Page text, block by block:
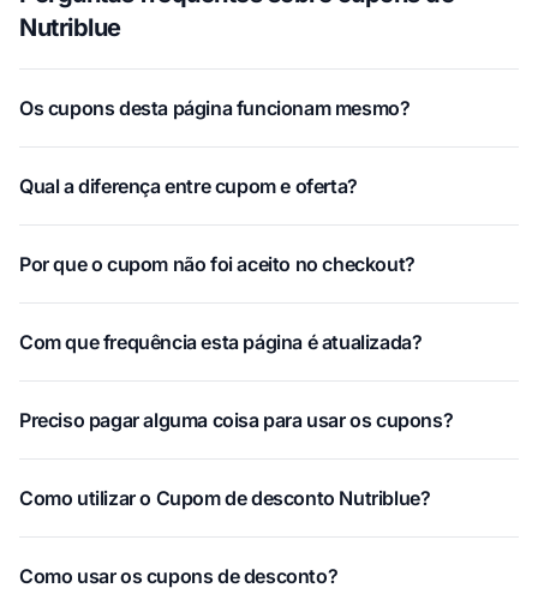
Nutriblue
Os cupons desta página funcionam mesmo?
Qual a diferença entre cupom e oferta?
Por que o cupom não foi aceito no checkout?
Com que frequência esta página é atualizada?
Preciso pagar alguma coisa para usar os cupons?
Como utilizar o Cupom de desconto Nutriblue?
Como usar os cupons de desconto?